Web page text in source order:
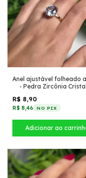
Anel ajustável folheado
- Pedra Zircônia
R$ 8,90
R$ 8,46 NO PIX